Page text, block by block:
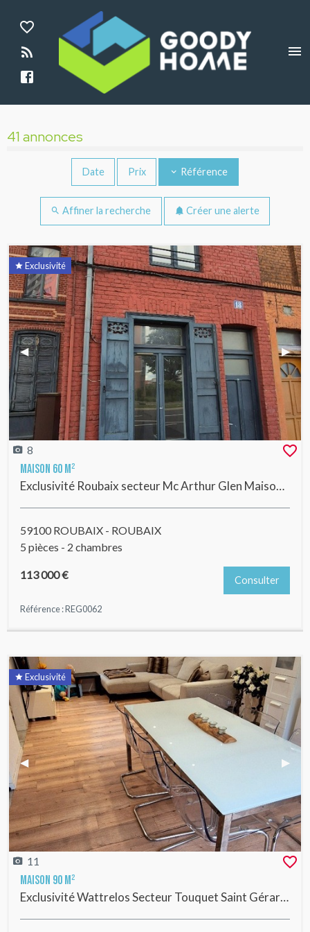
Annonces immobilières - Résultats de
Liens
41 annonces
Date Prix Référence
Affiner la recherche Créer une alerte
Résultats de recherche
Exclusivité
Previous Slide
◀︎ Next
▶︎
8
Maison 60 m²
Exclusivité Roubaix secteur Mc Arthur Glen Maison 1930 entièrement rénovée 2 chambres + cave
59100 ROUBAIX - ROUBAIX
5 pièces - 2 chambres
113 000 €
Référence : REG0062
Consulter
Exclusivité
Previous Slide
◀︎ Next
▶︎
11
Maison 90 m²
Exclusivité Wattrelos Secteur Touquet Saint Gérard - Maison 3 chambres, jardin et garage en impasse